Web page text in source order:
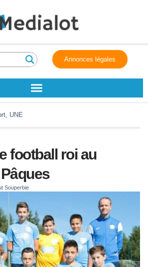
Annonces légales
, UNE
football roi au
Souperbie